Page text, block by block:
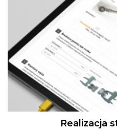
Realizacja